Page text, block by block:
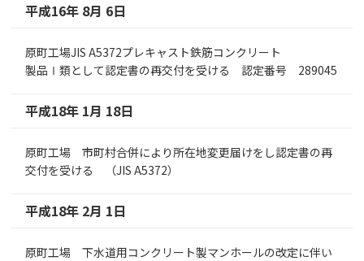
平成16年 8月 6日
原町工場JIS A5372プレキャスト鉄筋コンクリート
製品Ⅰ類として認定書の再交付を受ける 認定番号 289045
平成18年 1月 18日
原町工場 市町村合併により所在地変更届けをし認定書の再
交付を受ける （JIS A5372）
平成18年 2月 1日
原町工場 下水道用コンクリート製マンホールの改定に伴い